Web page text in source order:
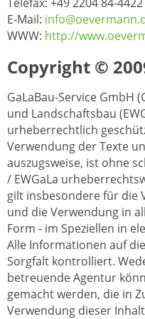
E-Mail:
WWW: http://
Copyright ©
GaLaBau-Service GmbH
und Landschaftsbau
urheberrechtlich
Verwendung der Texte
auszugsweise, ist ohne
/ EWGaLa
gilt insbesondere für die
und die Verwendung in
Form - im Speziellen in
Alle Informationen auf
Sorgfalt kontrolliert.
betreuende Agentur
gemacht werden, die in
Verwendung dieser